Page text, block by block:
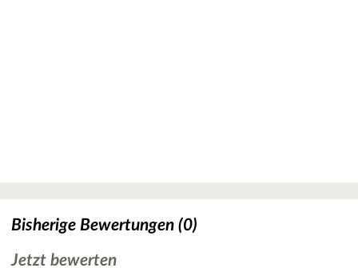
Bisherige Bewertungen (0)
Jetzt bewerten